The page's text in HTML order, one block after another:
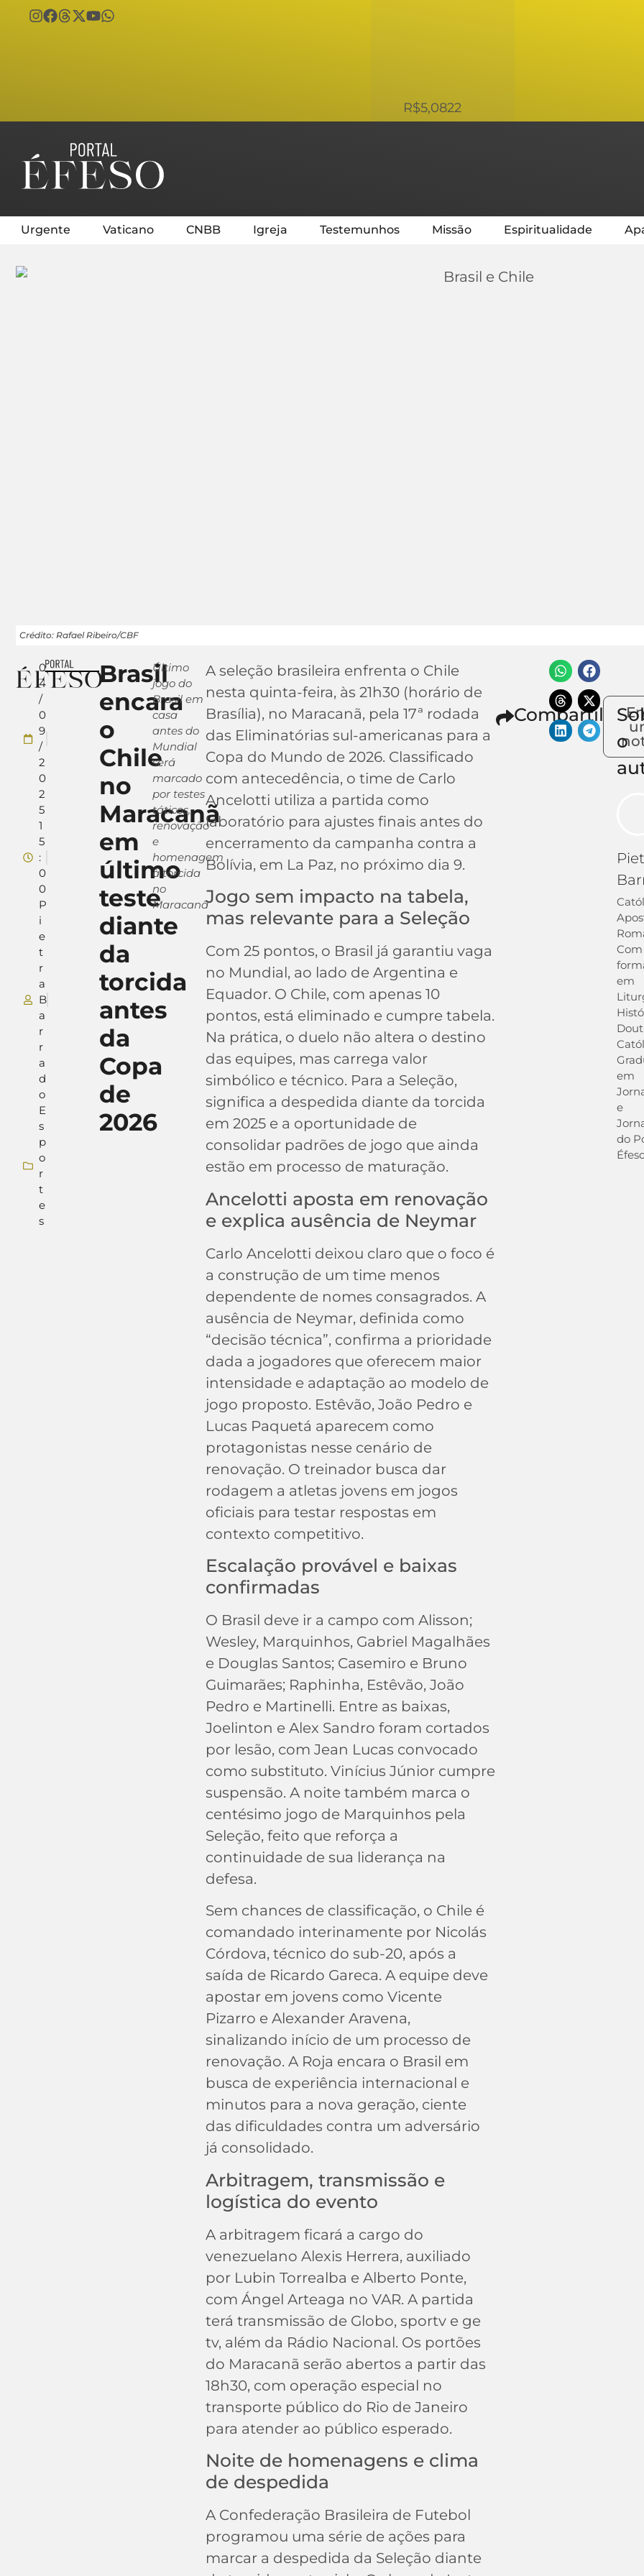
R$5,0822
Urgente Vaticano CNBB Igreja Testemunhos Missão Espiritualidade
Crédito: Rafael Ribeiro/CBF
0
4
/
0
9
/
2
0
2
5
1
5
:
0
0
P
i
e
t
r
a
B
a
r
r
a
d
o
E
s
p
o
r
t
e
s
Brasil
encara
o
Chile
no
Maracanã
em
último
teste
diante
da
torcida
antes
da
Copa
de
2026
Último
jogo do
Brasil em
casa
antes do
Mundial
será
marcado
por testes
táticos,
renovação
e
homenagem
à torcida
no
Maracanã
A seleção brasileira enfrenta o Chile
nesta quinta-feira, às 21h30 (horário de
Brasília), no Maracanã, pela 17ª rodada
das Eliminatórias sul-americanas para a
Copa do Mundo de 2026. Classificado
com antecedência, o time de Carlo
Ancelotti utiliza a partida como
laboratório para ajustes finais antes do
encerramento da campanha contra a
Bolívia, em La Paz, no próximo dia 9.
Jogo sem impacto na tabela,
mas relevante para a Seleção
Com 25 pontos, o Brasil já garantiu vaga
no Mundial, ao lado de Argentina e
Equador. O Chile, com apenas 10
pontos, está eliminado e cumpre tabela.
Na prática, o duelo não altera o destino
das equipes, mas carrega valor
simbólico e técnico. Para a Seleção,
significa a despedida diante da torcida
em 2025 e a oportunidade de
consolidar padrões de jogo que ainda
estão em processo de maturação.
Ancelotti aposta em renovação
e explica ausência de Neymar
Carlo Ancelotti deixou claro que o foco é
a construção de um time menos
dependente de nomes consagrados. A
ausência de Neymar, definida como
“decisão técnica”, confirma a prioridade
dada a jogadores que oferecem maior
intensidade e adaptação ao modelo de
jogo proposto. Estêvão, João Pedro e
Lucas Paquetá aparecem como
protagonistas nesse cenário de
renovação. O treinador busca dar
rodagem a atletas jovens em jogos
oficiais para testar respostas em
contexto competitivo.
Escalação provável e baixas
confirmadas
O Brasil deve ir a campo com Alisson;
Wesley, Marquinhos, Gabriel Magalhães
e Douglas Santos; Casemiro e Bruno
Guimarães; Raphinha, Estêvão, João
Pedro e Martinelli. Entre as baixas,
Joelinton e Alex Sandro foram cortados
por lesão, com Jean Lucas convocado
como substituto. Vinícius Júnior cumpre
suspensão. A noite também marca o
centésimo jogo de Marquinhos pela
Seleção, feito que reforça a
continuidade de sua liderança na
defesa.
Sem chances de classificação, o Chile é
comandado interinamente por Nicolás
Córdova, técnico do sub-20, após a
saída de Ricardo Gareca. A equipe deve
apostar em jovens como Vicente
Pizarro e Alexander Aravena,
sinalizando início de um processo de
renovação. A Roja encara o Brasil em
busca de experiência internacional e
minutos para a nova geração, ciente
das dificuldades contra um adversário
já consolidado.
Arbitragem, transmissão e
logística do evento
A arbitragem ficará a cargo do
venezuelano Alexis Herrera, auxiliado
por Lubin Torrealba e Alberto Ponte,
com Ángel Arteaga no VAR. A partida
terá transmissão de Globo, sportv e ge
tv, além da Rádio Nacional. Os portões
do Maracanã serão abertos a partir das
18h30, com operação especial no
transporte público do Rio de Janeiro
para atender ao público esperado.
Noite de homenagens e clima
de despedida
A Confederação Brasileira de Futebol
programou uma série de ações para
marcar a despedida da Seleção diante
Compartilhe
o
Com
em
em
e
do